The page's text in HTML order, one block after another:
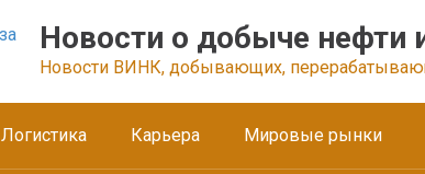
Новости о добыче нефти
Новости ВИНК, добывающих,
Логистика Карьера Мировые рынки